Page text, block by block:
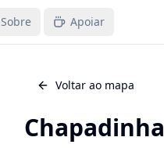
Sobre Apoiar
Voltar ao mapa
Chapadinha